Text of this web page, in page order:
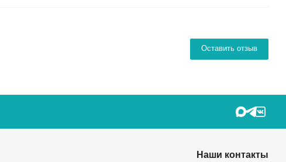
Оставить отзыв
Наши контакты